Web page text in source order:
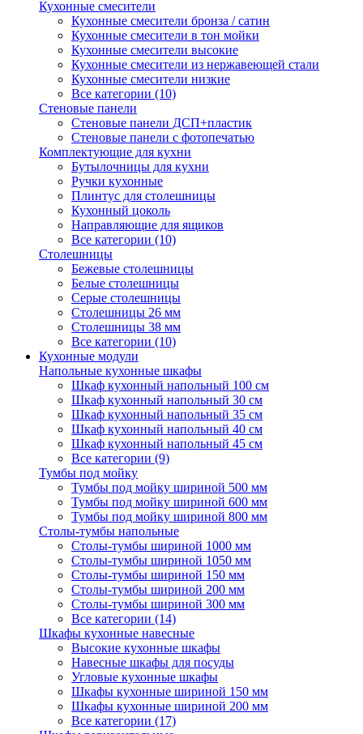
Кухонные смесители
Кухонные смесители бронза / сатин
Кухонные смесители в тон мойки
Кухонные смесители высокие
Кухонные смесители из нержавеющей стали
Кухонные смесители низкие
Все категории (10)
Стеновые панели
Стеновые панели ДСП+пластик
Стеновые панели с фотопечатью
Комплектующие для кухни
Бутылочницы для кухни
Ручки кухонные
Плинтус для столешницы
Кухонный цоколь
Направляющие для ящиков
Все категории (10)
Столешницы
Бежевые столешницы
Белые столешницы
Серые столешницы
Столешницы 26 мм
Столешницы 38 мм
Все категории (10)
Кухонные модули
Напольные кухонные шкафы
Шкаф кухонный напольный 100 см
Шкаф кухонный напольный 30 см
Шкаф кухонный напольный 35 см
Шкаф кухонный напольный 40 см
Шкаф кухонный напольный 45 см
Все категории (9)
Тумбы под мойку
Тумбы под мойку шириной 500 мм
Тумбы под мойку шириной 600 мм
Тумбы под мойку шириной 800 мм
Столы-тумбы напольные
Столы-тумбы шириной 1000 мм
Столы-тумбы шириной 1050 мм
Столы-тумбы шириной 150 мм
Столы-тумбы шириной 200 мм
Столы-тумбы шириной 300 мм
Все категории (14)
Шкафы кухонные навесные
Высокие кухонные шкафы
Навесные шкафы для посуды
Угловые кухонные шкафы
Шкафы кухонные шириной 150 мм
Шкафы кухонные шириной 200 мм
Все категории (17)